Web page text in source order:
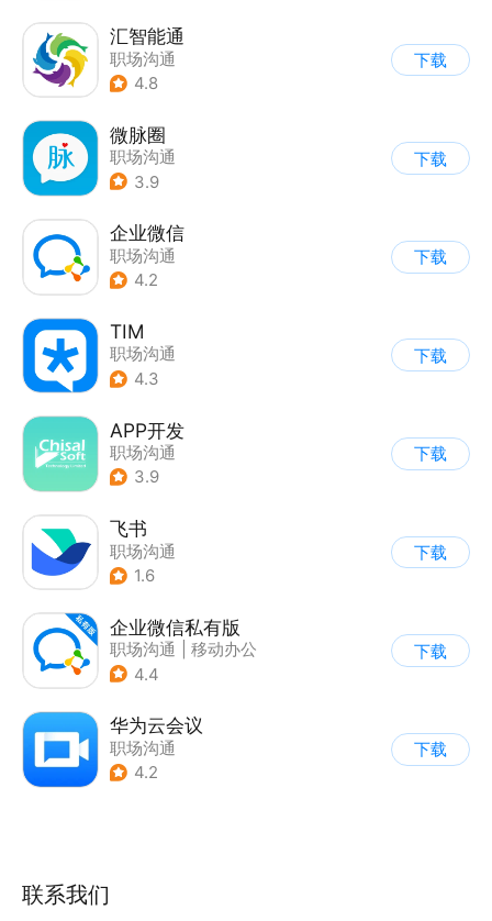
汇智能通
职场沟通
4.8
下载
微脉圈
职场沟通
3.9
下载
企业微信
职场沟通
4.2
下载
TIM
职场沟通
4.3
下载
APP开发
职场沟通
3.9
下载
飞书
职场沟通
1.6
下载
企业微信私有版
职场沟通
移动办公
4.4
下载
华为云会议
职场沟通
4.2
下载
联系我们